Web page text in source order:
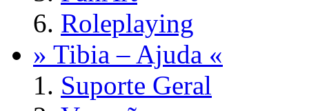
Roleplaying
» Tibia – Ajuda «
Suporte Geral